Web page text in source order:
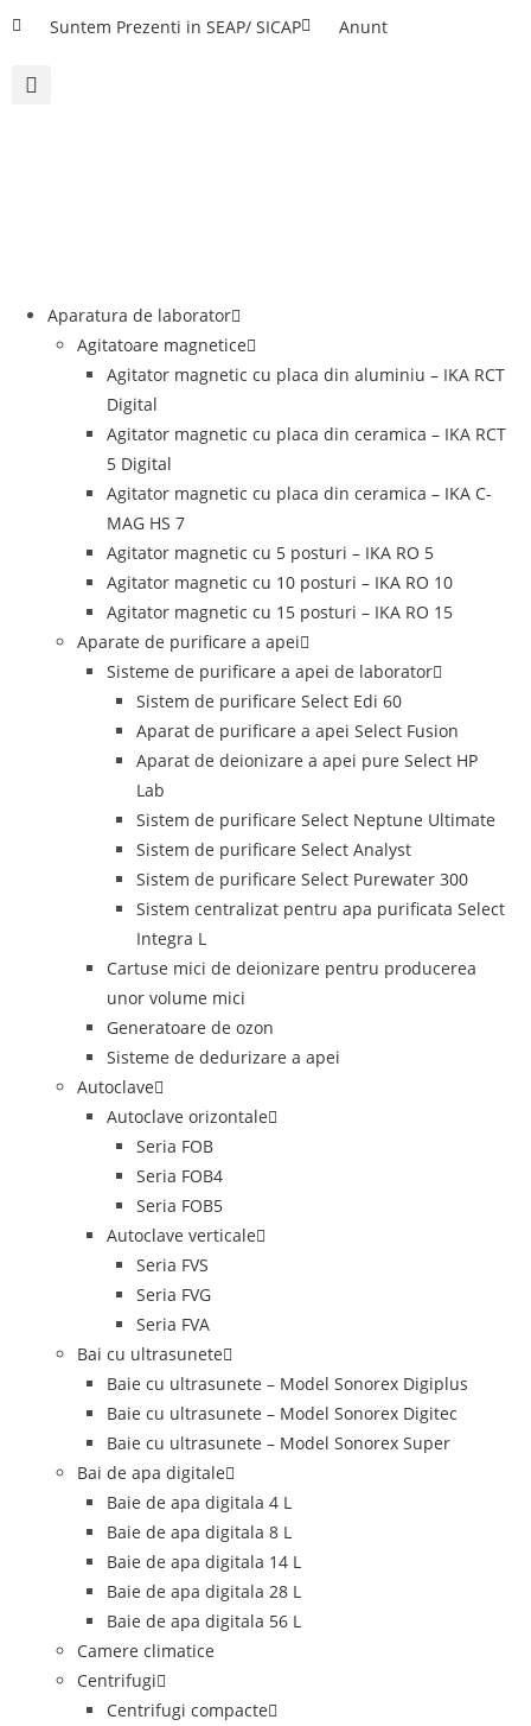
Suntem Prezenti in SEAP/ SICAP Anunt
Aparatura de laborator
Agitatoare magnetice
Agitator magnetic cu placa din aluminiu – IKA RCT
Digital
Agitator magnetic cu placa din ceramica – IKA RCT
5 Digital
Agitator magnetic cu placa din ceramica – IKA C-
MAG HS 7
Agitator magnetic cu 5 posturi – IKA RO 5
Agitator magnetic cu 10 posturi – IKA RO 10
Agitator magnetic cu 15 posturi – IKA RO 15
Aparate de purificare a apei
Sisteme de purificare a apei de laborator
Sistem de purificare Select Edi 60
Aparat de purificare a apei Select Fusion
Aparat de deionizare a apei pure Select HP
Lab
Sistem de purificare Select Neptune Ultimate
Sistem de purificare Select Analyst
Sistem de purificare Select Purewater 300
Sistem centralizat pentru apa purificata Select
Integra L
Cartuse mici de deionizare pentru producerea
unor volume mici
Generatoare de ozon
Sisteme de dedurizare a apei
Autoclave
Autoclave orizontale
Seria FOB
Seria FOB4
Seria FOB5
Autoclave verticale
Seria FVS
Seria FVG
Seria FVA
Bai cu ultrasunete
Baie cu ultrasunete – Model Sonorex Digiplus
Baie cu ultrasunete – Model Sonorex Digitec
Baie cu ultrasunete – Model Sonorex Super
Bai de apa digitale
Baie de apa digitala 4 L
Baie de apa digitala 8 L
Baie de apa digitala 14 L
Baie de apa digitala 28 L
Baie de apa digitala 56 L
Camere climatice
Centrifugi
Centrifugi compacte